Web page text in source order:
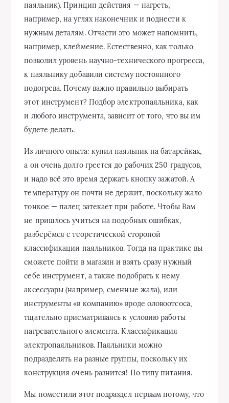
паяльник). Принцип действия — нагреть,
например, на углях наконечник и поднести к
нужным деталям. Отчасти это может напомнить,
например, клеймение. Естественно, как только
позволил уровень научно-технического прогресса,
к паяльнику добавили систему постоянного
подогрева. Почему важно правильно выбирать
этот инструмент? Подбор электропаяльника, как
и любого инструмента, зависит от того, что вы им
будете делать.
Из личного опыта: купил паяльник на батарейках,
а он очень долго греется до рабочих 250 градусов,
и надо всё это время держать кнопку зажатой. А
температуру он почти не держит, поскольку жало
тонкое — палец затекает при работе. Чтобы Вам
не пришлось учиться на подобных ошибках,
разберёмся с теоретической стороной
классификации паяльников. Тогда на практике вы
сможете пойти в магазин и взять сразу нужный
себе инструмент, а также подобрать к нему
аксессуары (например, сменные жала), или
инструменты «в компанию» вроде оловоотсоса,
тщательно присматриваясь к условию работы
нагревательного элемента. Классификация
электропаяльников. Паяльники можно
подразделять на разные группы, поскольку их
конструкция очень разнится! По типу питания.
Мы поместили этот подраздел первым потому, что